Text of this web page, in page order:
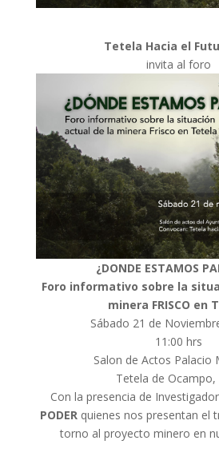
Tetela Hacia el
invita al foro
¿DONDE ESTAMOS
Foro informativo sobre la
minera FRISCO en
Sábado 21 de
11:00 hrs
Salon de Actos Palacio
Tetela de Ocampo,
Con la presencia de
PODER quienes nos presentan el
torno al proyecto minero en